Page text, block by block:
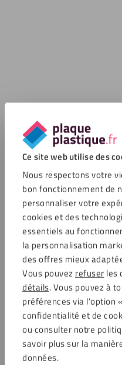
Ce site web utilise des
Nous respectons votre
bon fonctionnement de
personnaliser votre
cookies et des
essentiels au
la personnalisation
des offres mieux
Vous pouvezrefuserles
détails. Vous pouvez à
préférences via l’option
confidentialité et de
ou consulter notre
savoir plus sur la
données.